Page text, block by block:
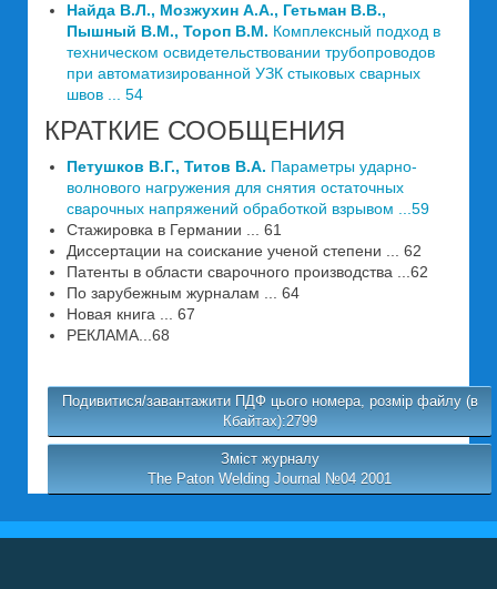
Найда В.Л., Мозжухин А.А., Гетьман В.В.,
Пышный В.М., Тороп В.М. Комплексный подход в
техническом освидетельствовании трубопроводов
при автоматизированной УЗК стыковых сварных
швов ... 54
КРАТКИЕ СООБЩЕНИЯ
Петушков В.Г., Титов В.А. Параметры ударно-
волнового нагружения для снятия остаточных
сварочных напряжений обработкой взрывом ...59
Стажировка в Германии ... 61
Диссертации на соискание ученой степени ... 62
Патенты в области сварочного производства ...62
По зарубежным журналам ... 64
Новая книга ... 67
РЕКЛАМА...68
Подивитися/завантажити ПДФ цього номера, розмір файлу (в
Кбайтах):2799
Зміст журналу
The Paton Welding Journal №04 2001